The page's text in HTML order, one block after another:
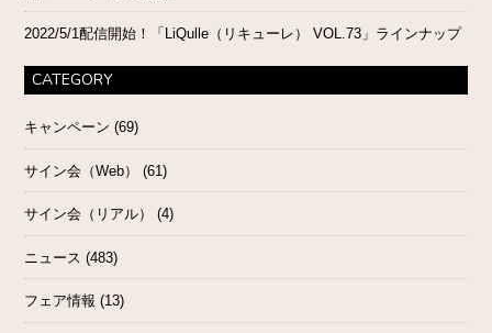
2022/5/1配信開始！「LiQulle（リキューレ） VOL.73」ラインナップ
CATEGORY
キャンペーン (69)
サイン会（Web） (61)
サイン会（リアル） (4)
ニュース (483)
フェア情報 (13)